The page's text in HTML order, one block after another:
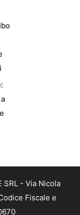
SRL - Via Nicola
Fiscale e